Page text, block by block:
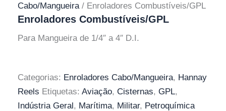
Cabo/Mangueira / Enroladores Combustíveis/GPL
Enroladores Combustíveis/GPL
Para Mangueira de 1/4″ a 4″ D.I.
Categorias: Enroladores Cabo/Mangueira, Hannay
Reels Etiquetas: Aviação, Cisternas, GPL,
Indústria Geral, Marítima, Militar, Petroquímica